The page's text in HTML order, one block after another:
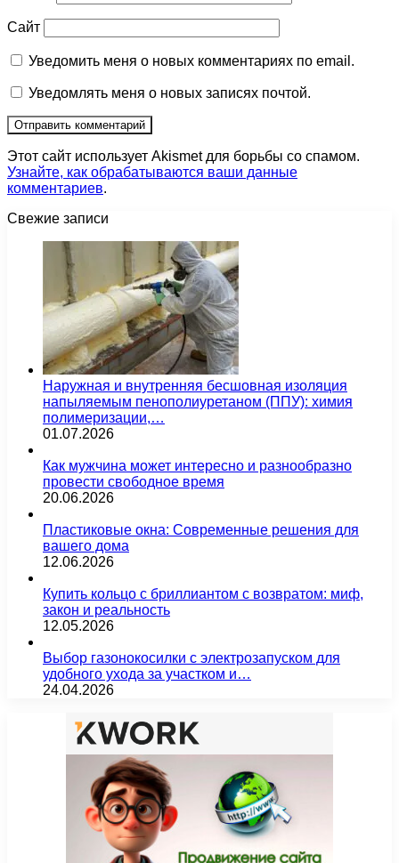
Сайт
Уведомить меня о новых комментариях по email.
Уведомлять меня о новых записях почтой.
Этот сайт использует Akismet для борьбы со спамом.
Узнайте, как обрабатываются ваши данные
комментариев.
Свежие записи
Наружная и внутренняя бесшовная изоляция
напыляемым пенополиуретаном (ППУ): химия
полимеризации,…
01.07.2026
Как мужчина может интересно и разнообразно
провести свободное время
20.06.2026
Пластиковые окна: Современные решения для
вашего дома
12.06.2026
Купить кольцо с бриллиантом с возвратом: миф,
закон и реальность
12.05.2026
Выбор газонокосилки с электрозапуском для
удобного ухода за участком и…
24.04.2026